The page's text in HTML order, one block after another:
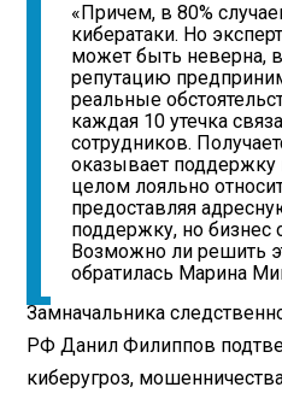
«Причем, в 80%
кибератаки. Но
может быть неверна,
репутацию
реальные
каждая 10 утечка
сотрудников.
оказывает
целом лояльно
предоставляя
поддержку, но бизнес
Возможно ли решить
обратилась Марина
Замначальника
РФ Данил Филиппов
киберугроз,